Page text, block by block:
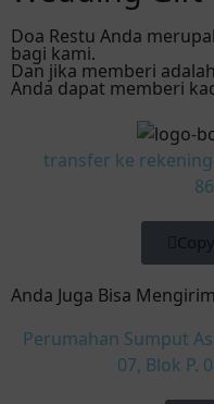
Doa Restu Anda
bagi kami.
Dan jika memberi
Anda dapat memberi
transfer ke rekening
Anda Juga Bisa
Perumahan Sumput
07, Blok P.